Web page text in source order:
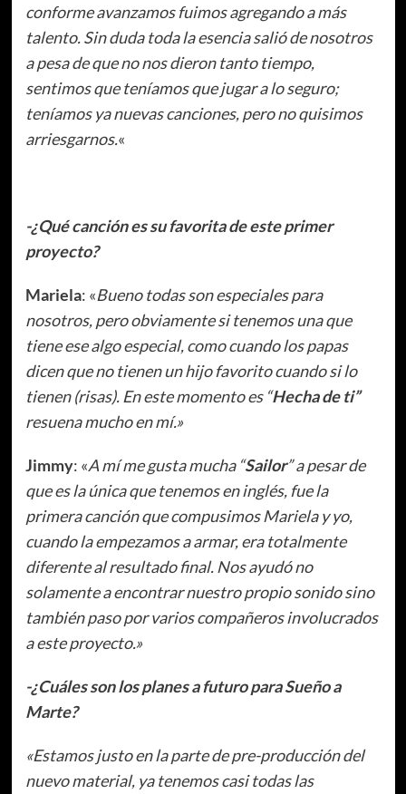
conforme avanzamos fuimos agregando a más
talento. Sin duda toda la esencia salió de nosotros
a pesa de que no nos dieron tanto tiempo,
sentimos que teníamos que jugar a lo seguro;
teníamos ya nuevas canciones, pero no quisimos
arriesgarnos.«
-¿Qué canción es su favorita de este primer
proyecto?
Mariela: «Bueno todas son especiales para
nosotros, pero obviamente si tenemos una que
tiene ese algo especial, como cuando los papas
dicen que no tienen un hijo favorito cuando si lo
tienen (risas). En este momento es “Hecha de ti”
resuena mucho en mí.»
Jimmy: «A mí me gusta mucha “Sailor” a pesar de
que es la única que tenemos en inglés, fue la
primera canción que compusimos Mariela y yo,
cuando la empezamos a armar, era totalmente
diferente al resultado final. Nos ayudó no
solamente a encontrar nuestro propio sonido sino
también paso por varios compañeros involucrados
a este proyecto.»
-¿Cuáles son los planes a futuro para Sueño a
Marte?
«Estamos justo en la parte de pre-producción del
nuevo material, ya tenemos casi todas las